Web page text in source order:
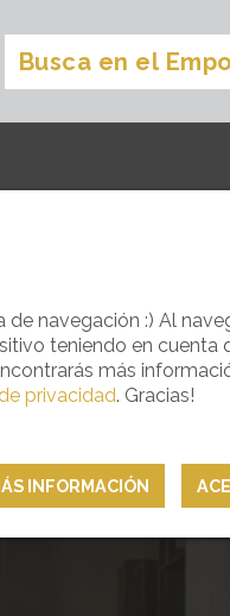
TRAVÉS DE
INFORMACIÓN
navegación :) Al
teniendo en cuenta
más
privacidad. Gracias!